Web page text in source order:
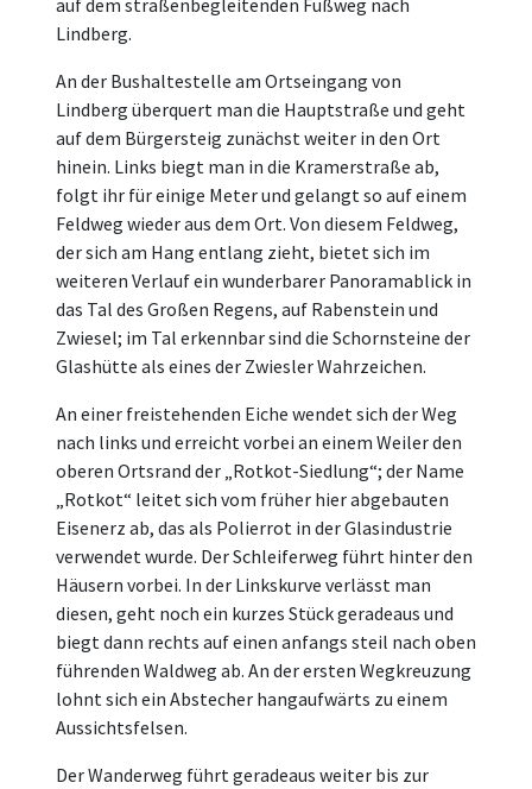
auf dem straßenbegleitenden Fußweg nach
Lindberg.
An der Bushaltestelle am Ortseingang von
Lindberg überquert man die Hauptstraße und geht
auf dem Bürgersteig zunächst weiter in den Ort
hinein. Links biegt man in die Kramerstraße ab,
folgt ihr für einige Meter und gelangt so auf einem
Feldweg wieder aus dem Ort. Von diesem Feldweg,
der sich am Hang entlang zieht, bietet sich im
weiteren Verlauf ein wunderbarer Panoramablick in
das Tal des Großen Regens, auf Rabenstein und
Zwiesel; im Tal erkennbar sind die Schornsteine der
Glashütte als eines der Zwiesler Wahrzeichen.
An einer freistehenden Eiche wendet sich der Weg
nach links und erreicht vorbei an einem Weiler den
oberen Ortsrand der „Rotkot-Siedlung“; der Name
„Rotkot“ leitet sich vom früher hier abgebauten
Eisenerz ab, das als Polierrot in der Glasindustrie
verwendet wurde. Der Schleiferweg führt hinter den
Häusern vorbei. In der Linkskurve verlässt man
diesen, geht noch ein kurzes Stück geradeaus und
biegt dann rechts auf einen anfangs steil nach oben
führenden Waldweg ab. An der ersten Wegkreuzung
lohnt sich ein Abstecher hangaufwärts zu einem
Aussichtsfelsen.
Der Wanderweg führt geradeaus weiter bis zur